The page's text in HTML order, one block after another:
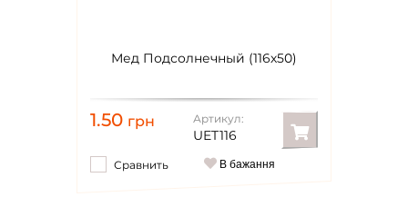
Мед Подсолнечный (116х50)
1.50 грн Артикул:
UET116
Сравнить В бажання